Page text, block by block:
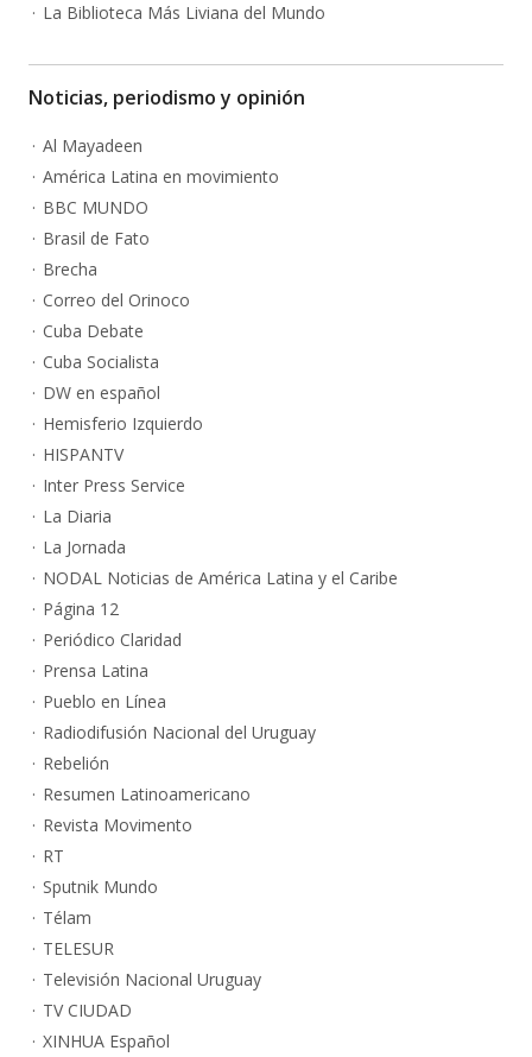
La Biblioteca Más Liviana del Mundo
Noticias, periodismo y opinión
Al Mayadeen
América Latina en movimiento
BBC MUNDO
Brasil de Fato
Brecha
Correo del Orinoco
Cuba Debate
Cuba Socialista
DW en español
Hemisferio Izquierdo
HISPANTV
Inter Press Service
La Diaria
La Jornada
NODAL Noticias de América Latina y el Caribe
Página 12
Periódico Claridad
Prensa Latina
Pueblo en Línea
Radiodifusión Nacional del Uruguay
Rebelión
Resumen Latinoamericano
Revista Movimento
RT
Sputnik Mundo
Télam
TELESUR
Televisión Nacional Uruguay
TV CIUDAD
XINHUA Español